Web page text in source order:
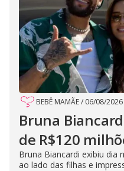
BEBÊ MAMÃE/ 06/08/2026
Bruna
de R$120
Bruna Biancardi exibiu dia
ao lado das filhas e